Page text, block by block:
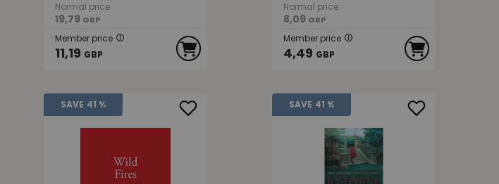
Normal price
19,79 GBP
Member price
11,19 GBP
Normal price
8,09 GBP
Member price
4,49 GBP
SAVE 41 % SAVE 41 %